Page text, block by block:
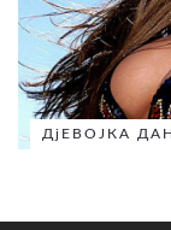
ДјЕВОЈКА